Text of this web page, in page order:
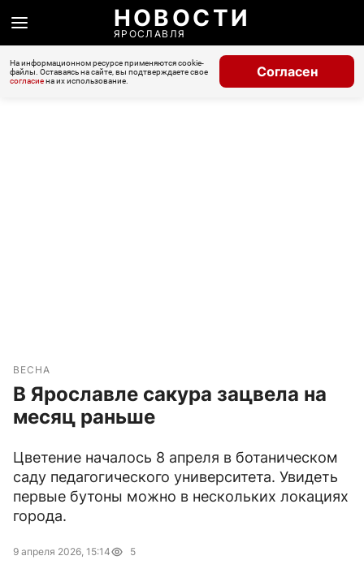
НОВОСТИ
ЯРОСЛАВЛЯ
На информационном ресурсе применяются cookie-
файлы. Оставаясь на сайте, вы подтверждаете свое
согласиена их использование.
Согласен
ВЕСНА
В Ярославле сакура зацвела на
месяц раньше
Цветение началось 8 апреля в ботаническом
саду педагогического университета. Увидеть
первые бутоны можно в нескольких локациях
города.
9 апреля 2026, 15:14 5